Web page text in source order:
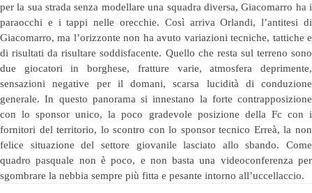
per la sua strada senza modellare una squadra diversa, Giacomarro ha i
paraocchi e i tappi nelle orecchie. Così arriva Orlandi, l’antitesi di
Giacomarro, ma l’orizzonte non ha avuto variazioni tecniche, tattiche e
di risultati da risultare soddisfacente. Quello che resta sul terreno sono
due giocatori in borghese, fratture varie, atmosfera deprimente,
sensazioni negative per il domani, scarsa lucidità di conduzione
generale. In questo panorama si innestano la forte contrapposizione
con lo sponsor unico, la poco gradevole posizione della Fc con i
fornitori del territorio, lo scontro con lo sponsor tecnico Erreà, la non
felice situazione del settore giovanile lasciato allo sbando. Come
quadro pasquale non è poco, e non basta una videoconferenza per
sgombrare la nebbia sempre più fitta e pesante intorno all’uccellaccio.